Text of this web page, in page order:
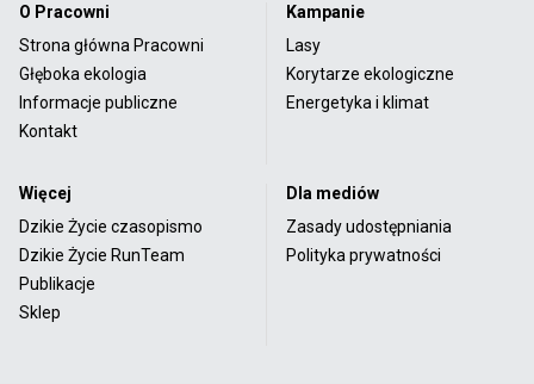
O Pracowni
Strona główna Pracowni
Głęboka ekologia
Informacje publiczne
Kontakt
Kampanie
Lasy
Korytarze ekologiczne
Energetyka i klimat
Więcej
Dzikie Życie czasopismo
Dzikie Życie RunTeam
Publikacje
Sklep
Dla mediów
Zasady udostępniania
Polityka prywatności